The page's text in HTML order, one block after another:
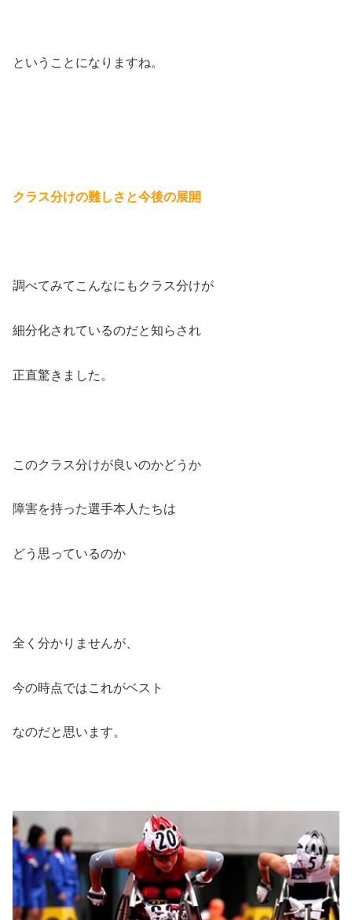
ということになりますね。
クラス分けの難しさと今後の展開
調べてみてこんなにもクラス分けが
細分化されているのだと知らされ
正直驚きました。
このクラス分けが良いのかどうか
障害を持った選手本人たちは
どう思っているのか
全く分かりませんが、
今の時点ではこれがベスト
なのだと思います。